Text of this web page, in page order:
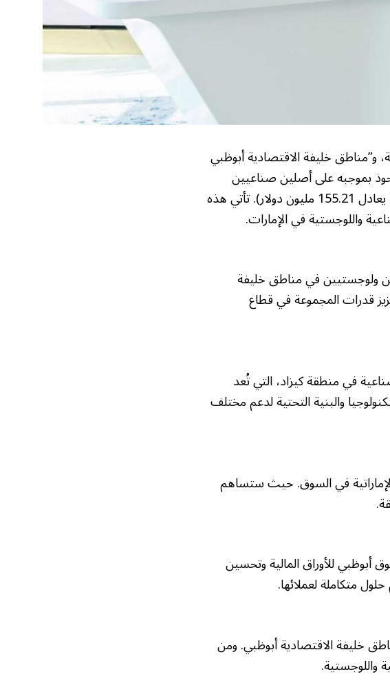
و”مناطق خليفة الاقتصادية أبوظبي
بموجبه على أصلين صناعيين
ولوجستيين بمعايير مؤسسية عالية الجودة مقابل 570 مليون درهم (ما يعادل 155.21 مليون دولار). تأتي هذه
واللوجستية في الإمارات.
ولوجستيين في مناطق خليفة
قدرات المجموعة في قطاع
في منطقة كيزاد، التي تُعد
والبنية التحتية لدعم مختلف
الإماراتية في السوق. حيث ستساهم
أبوظبي للأوراق المالية وتحسين
متكاملة لعملائها.
خليفة الاقتصادية أبوظبي. ومن
واللوجستية.